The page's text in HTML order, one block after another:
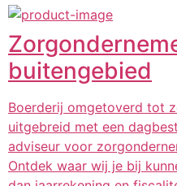
buitengebied
Boerderij omgetoverd tot
uitgebreid met een
adviseur voor
Ontdek waar wij je bij